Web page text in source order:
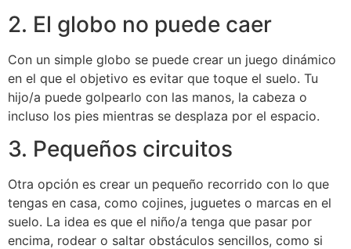
2. El globo no puede caer
Con un simple globo se puede crear un juego dinámico
en el que el objetivo es evitar que toque el suelo. Tu
hijo/a puede golpearlo con las manos, la cabeza o
incluso los pies mientras se desplaza por el espacio.
3. Pequeños circuitos
Otra opción es crear un pequeño recorrido con lo que
tengas en casa, como cojines, juguetes o marcas en el
suelo. La idea es que el niño/a tenga que pasar por
encima, rodear o saltar obstáculos sencillos, como si